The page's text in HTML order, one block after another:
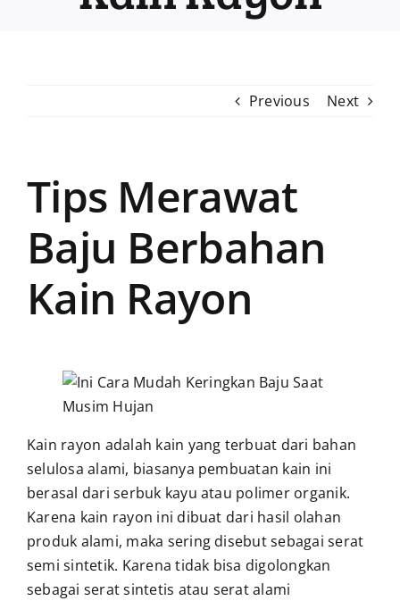
Previous Next
Tips Merawat
Baju Berbahan
Kain Rayon
Kain rayon adalah kain yang terbuat dari bahan
selulosa alami, biasanya pembuatan kain ini
berasal dari serbuk kayu atau polimer organik.
Karena kain rayon ini dibuat dari hasil olahan
produk alami, maka sering disebut sebagai serat
semi sintetik. Karena tidak bisa digolongkan
sebagai serat sintetis atau serat alami